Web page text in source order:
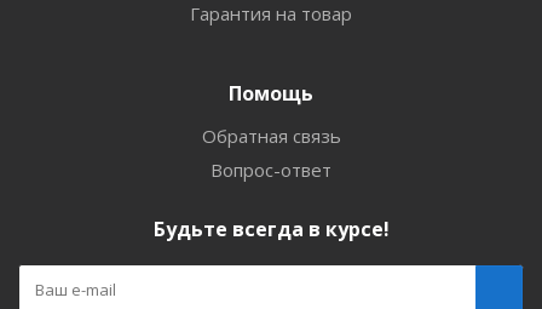
Гарантия на товар
Помощь
Обратная связь
Вопрос-ответ
Будьте всегда в курсе!